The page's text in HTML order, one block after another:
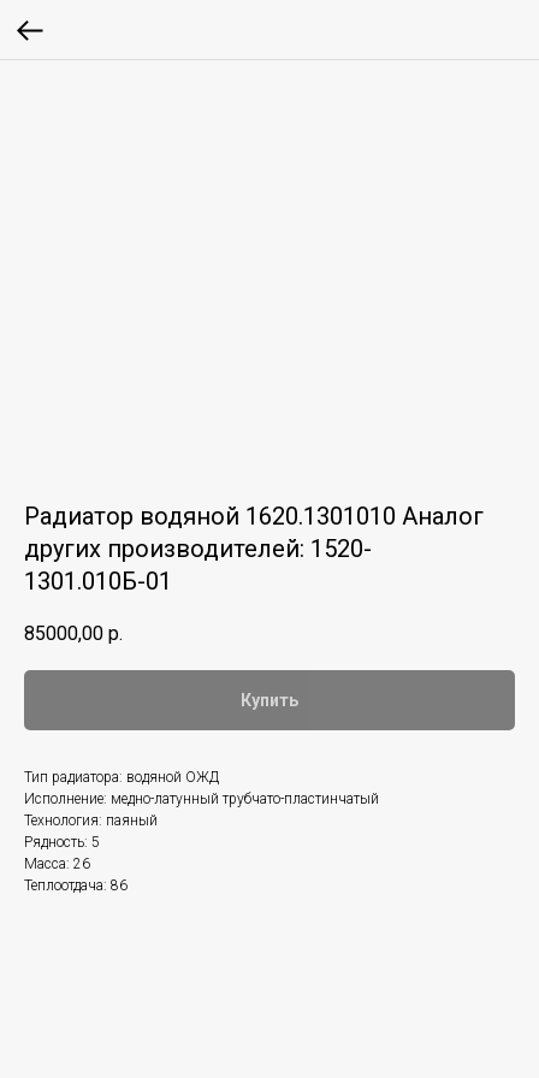
Радиатор водяной 1620.1301010 Аналог
других производителей: 1520-
1301.010Б-01
85000,00 р.
Купить
Тип радиатора: водяной ОЖД
Исполнение: медно-латунный трубчато-пластинчатый
Технология: паяный
Рядность: 5
Масса: 26
Теплоотдача: 86